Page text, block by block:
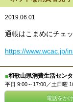
2019.06.01
通帳はこまめにチェ
https://www.wcac.jp/
■和歌山県消費生活セン
平日 9:00～17:00／土日曜
電話をか